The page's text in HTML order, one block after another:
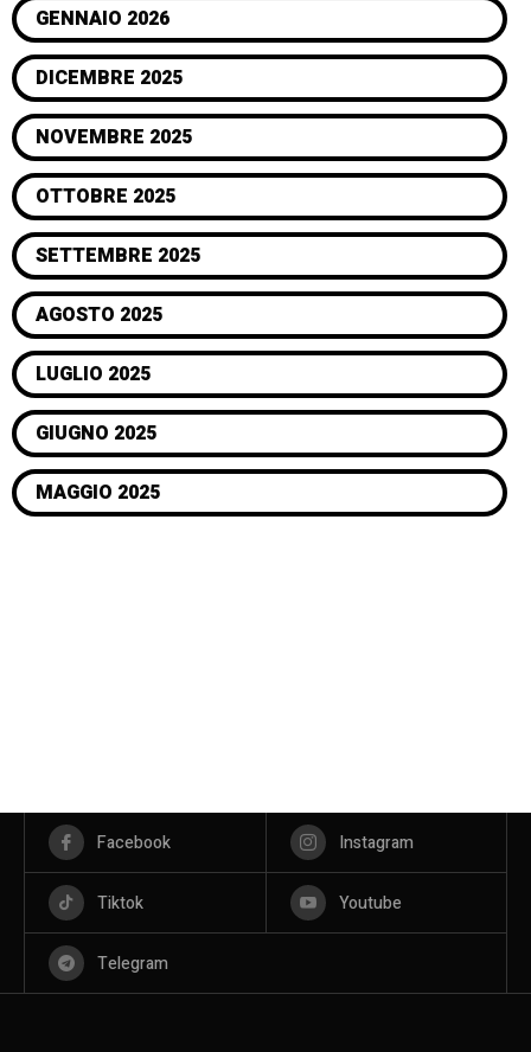
GENNAIO 2026
DICEMBRE 2025
NOVEMBRE 2025
OTTOBRE 2025
SETTEMBRE 2025
AGOSTO 2025
LUGLIO 2025
GIUGNO 2025
MAGGIO 2025
Facebook Instagram
Tiktok Youtube
Telegram